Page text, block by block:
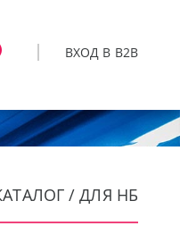
ВХОД В B2B
/ ДЛЯ НБ